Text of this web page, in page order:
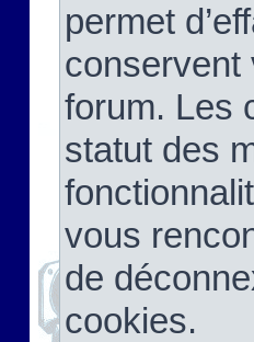
permet
conservent
forum. Les
statut des
vous
de
cookies.